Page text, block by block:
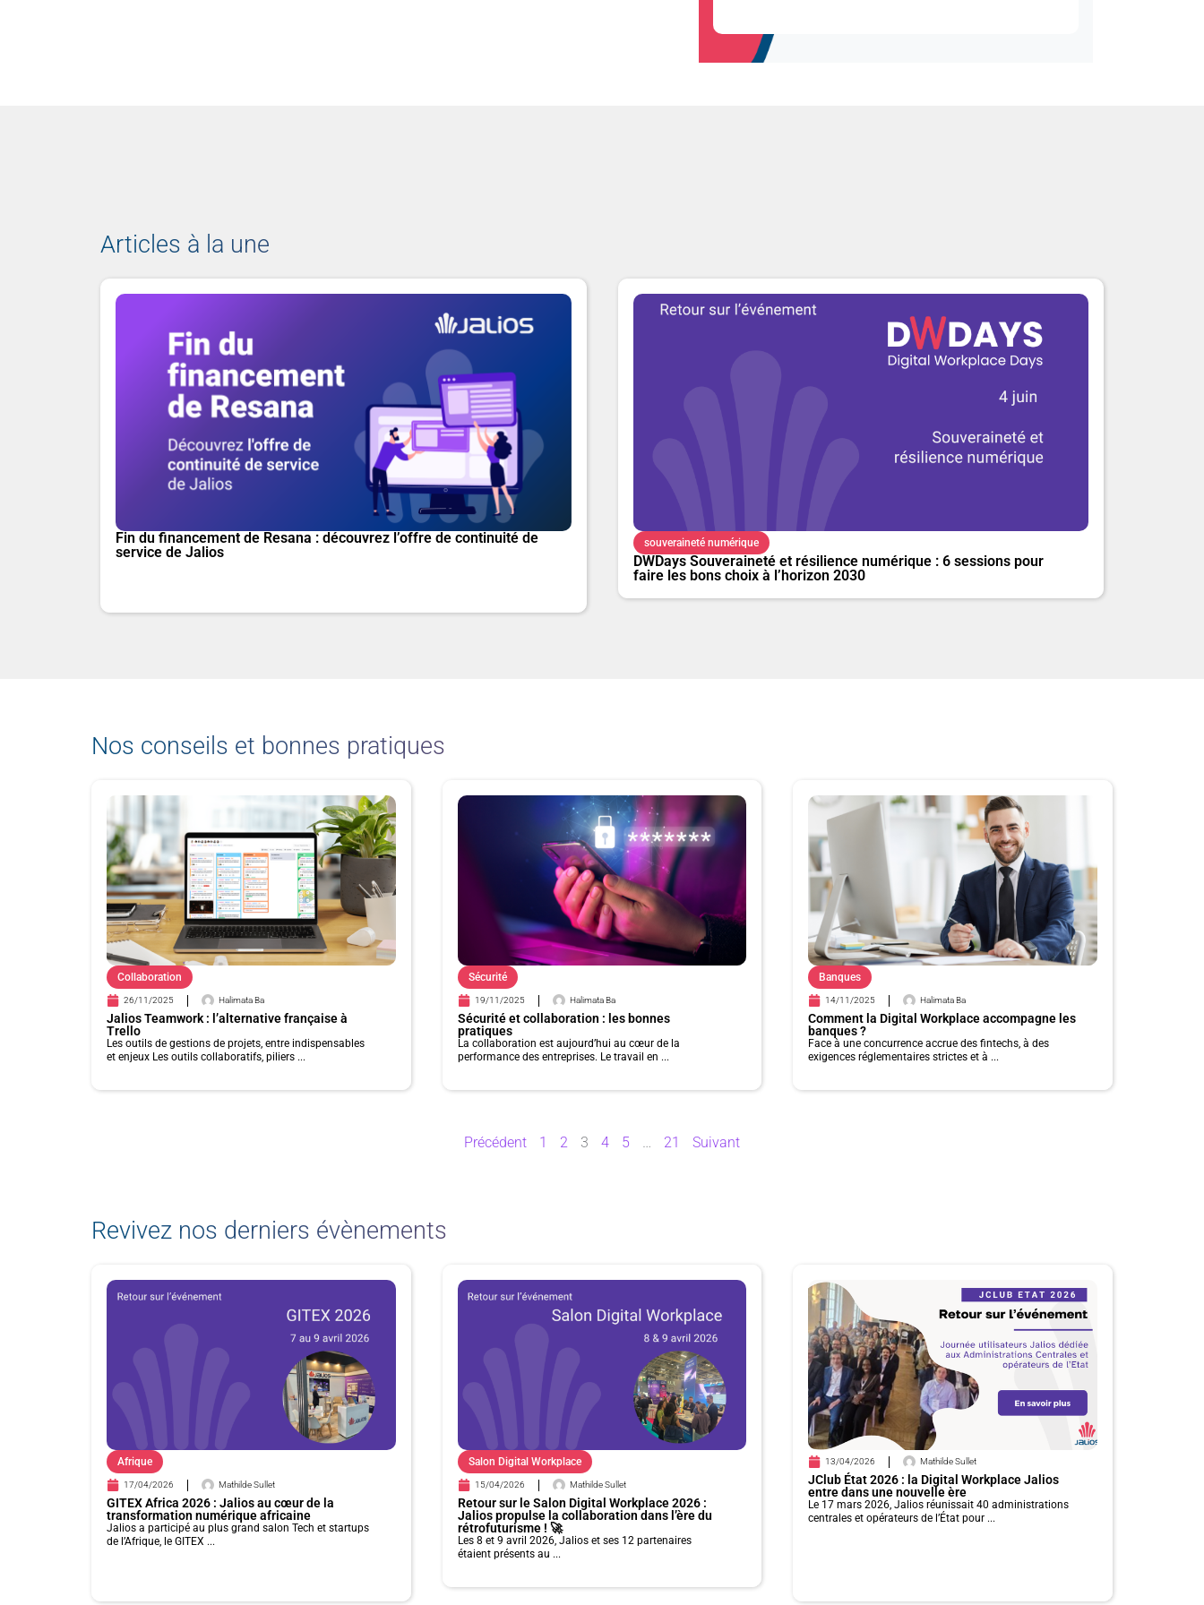
Articles à la une
Fin du financement de Resana : découvrez l’offre de continuité de
service de Jalios
souveraineté numérique
DWDays Souveraineté et résilience numérique : 6 sessions pour
faire les bons choix à l’horizon 2030
Nos conseils et bonnes pratiques
Collaboration
26/11/2025 Halimata Ba
Jalios Teamwork : l’alternative française à
Trello
Les outils de gestions de projets, entre indispensables
et enjeux Les outils collaboratifs, piliers ...
Sécurité
19/11/2025 Halimata Ba
Sécurité et collaboration : les bonnes
pratiques
La collaboration est aujourd’hui au cœur de la
performance des entreprises. Le travail en ...
Banques
14/11/2025 Halimata Ba
Comment la Digital Workplace accompagne les
banques ?
Face à une concurrence accrue des fintechs, à des
exigences réglementaires strictes et à ...
Précédent 1
a
g
e
2
g
e
3
a
g
e
4
a
g
e
5 …
a
g
e
21 Suivant
Revivez nos derniers évènements
Afrique
17/04/2026 Mathilde Sullet
GITEX Africa 2026 : Jalios au cœur de la
transformation numérique africaine
Jalios a participé au plus grand salon Tech et startups
de l’Afrique, le GITEX ...
Salon Digital Workplace
15/04/2026 Mathilde Sullet
Retour sur le Salon Digital Workplace 2026 :
Jalios propulse la collaboration dans l’ère du
rétrofuturisme ! 🚀
Les 8 et 9 avril 2026, Jalios et ses 12 partenaires
étaient présents au ...
13/04/2026 Mathilde Sullet
JClub État 2026 : la Digital Workplace Jalios
entre dans une nouvelle ère
Le 17 mars 2026, Jalios réunissait 40 administrations
centrales et opérateurs de l’État pour ...
a
g
a
g
g
g
g
e